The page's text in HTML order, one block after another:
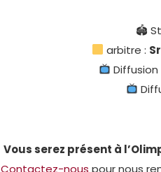
🏟
arbitre :
Diffusion
Vous serez présent à
Contactez-nous pour nous